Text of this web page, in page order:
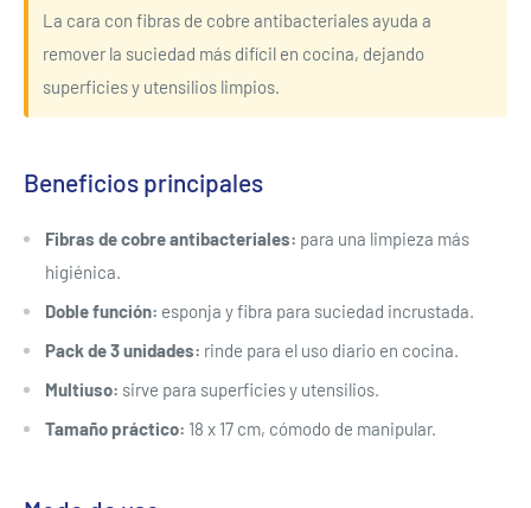
La cara con fibras de cobre antibacteriales ayuda a
remover la suciedad más difícil en cocina, dejando
superficies y utensilios limpios.
Beneficios principales
Fibras de cobre antibacteriales: para una limpieza más
higiénica.
Doble función: esponja y fibra para suciedad incrustada.
Pack de 3 unidades: rinde para el uso diario en cocina.
Multiuso: sirve para superficies y utensilios.
Tamaño práctico: 18 x 17 cm, cómodo de manipular.